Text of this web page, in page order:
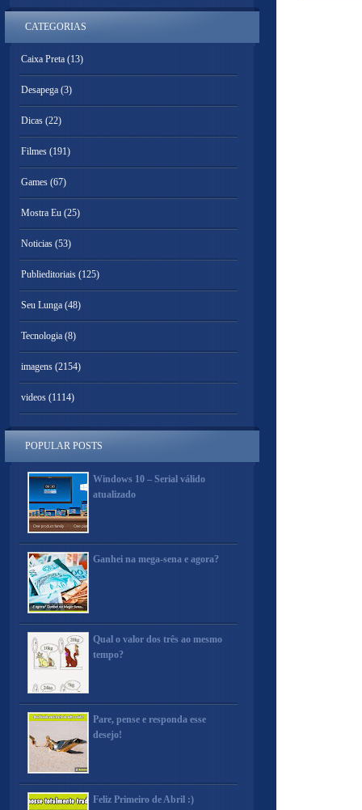
CATEGORIAS
Caixa Preta (13)
Desapega (3)
Dicas (22)
Filmes (191)
Games (67)
Mostra Eu (25)
Noticias (53)
Publieditoriais (125)
Seu Lunga (48)
Tecnologia (8)
imagens (2154)
videos (1114)
POPULAR POSTS
Windows 10 – Serial válido
atualizado
Ganhei na mega-sena e agora?
Qual o valor dos três ao mesmo
tempo?
Pare, pense e responda esse
desejo!
Feliz Primeiro de Abril :)